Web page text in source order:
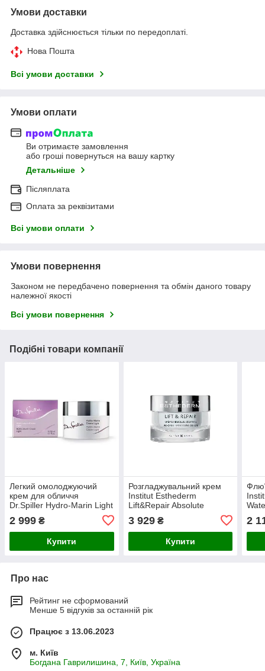
Умови доставки
Доставка здійснюється тільки по передоплаті.
Нова Пошта
Всі умови доставки
Умови оплати
Ви отримаєте замовлення
або гроші повернуться на вашу картку
Детальніше
Післяплата
Оплата за реквізитами
Всі умови оплати
Умови повернення
Законом не передбачено повернення та обмін даного товару
належної якості
Всі умови повернення
Подібні товари компанії
Легкий омолоджуючий
крем для обличчя
Dr.Spiller Hydro-Marin Light
2 999 ₴
Купити
Розгладжувальний крем
Institut Esthederm
Lift&Repair Absolute
Smoothing Cream 50 мл
3 929₴
Купити
2
Про нас
Рейтинг не сформований
Менше 5 відгуків за останній рік
Працює з 13.06.2023
м. Київ
Богдана Гаврилишина, 7, Київ, Україна